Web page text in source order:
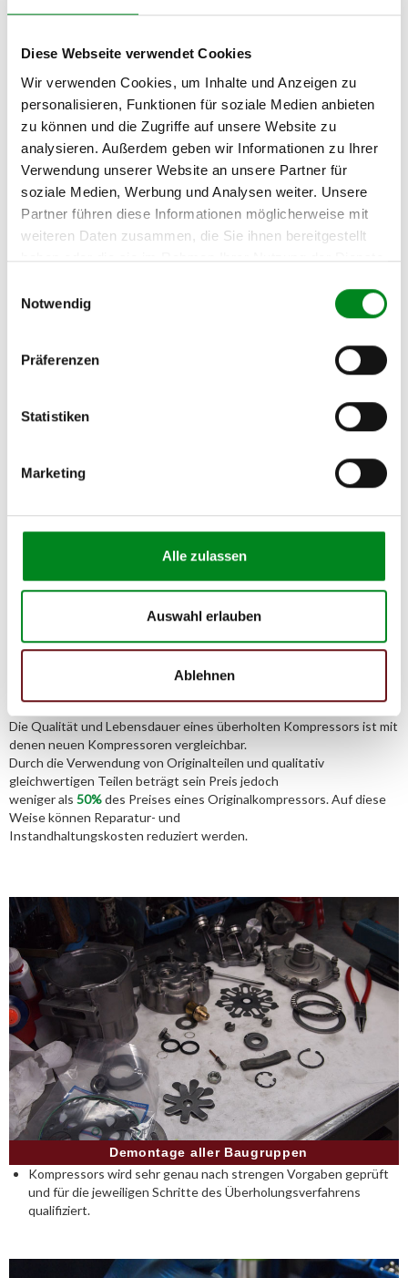
Diese Webseite verwendet Cookies
Wir verwenden Cookies, um Inhalte und Anzeigen zu
personalisieren, Funktionen für soziale Medien anbieten
zu können und die Zugriffe auf unsere Website zu
analysieren. Außerdem geben wir Informationen zu Ihrer
Verwendung unserer Website an unsere Partner für
soziale Medien, Werbung und Analysen weiter. Unsere
Partner führen diese Informationen möglicherweise mit
weiteren Daten zusammen, die Sie ihnen bereitgestellt
haben oder die sie im Rahmen Ihrer Nutzung der Dienste
Notwendig
Präferenzen
Statistiken
Marketing
Alle zulassen
Auswahl erlauben
Ablehnen
Support kontaktieren (Chat , Telefon oder E-Mail).
Wir benötigen folgende Fahrzeugdaten:Schlüsselnummerzu 2
(2.1) und zu 3 (2.2) oderFahrgestellnummer
Passendes Fahrzeug nicht dabei?
Fahrzeug-Suche für Klimakompressoren»
Oder einfach im Chatnachfragen.
Hersteller/EU Verantwortliche
Hersteller
Adresse:
E-Mail:
Telefon:
02541/8483601
Der Aufbereitungsprozess für AT-
Klimakompressoren
Die Qualität und Lebensdauer eines überholten Kompressors ist mit
denen neuen Kompressoren vergleichbar.
Durch die Verwendung von Originalteilen und qualitativ
gleichwertigen Teilen beträgt sein Preis jedoch
weniger als 50%des Preises eines Originalkompressors. Auf diese
Weise können Reparatur- und
Instandhaltungskosten reduziert werden.
Demontage aller Baugruppen
Kompressors wird sehr genau nach strengen Vorgaben geprüft
und für die jeweiligen Schritte des Überholungsverfahrens
qualifiziert.